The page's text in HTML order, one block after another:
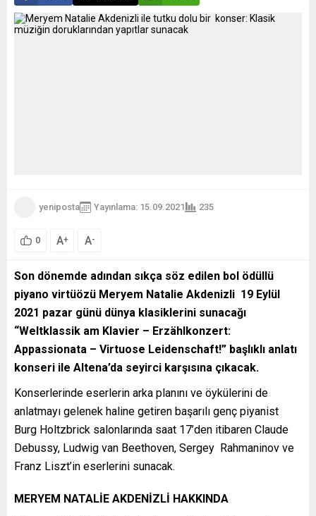
yeniposta Yayınlama: 15.09.2021 235
0 A+ A-
Son dönemde adından sıkça söz edilen bol ödüllü
piyano virtüözü Meryem Natalie Akdenizli 19 Eylül
2021 pazar günü dünya klasiklerini sunacağı
“Weltklassik am Klavier – Erzählkonzert:
Appassionata – Virtuose Leidenschaft!” başlıklı anlatı
konseri ile Altena’da seyirci karşısına çıkacak.
Konserlerinde eserlerin arka planını ve öykülerini de
anlatmayı gelenek haline getiren başarılı genç piyanist
Burg Holtzbrick salonlarında saat 17’den itibaren Claude
Debussy, Ludwig van Beethoven, Sergey Rahmaninov ve
Franz Liszt’in eserlerini sunacak.
MERYEM NATALİE AKDENİZLİ HAKKINDA